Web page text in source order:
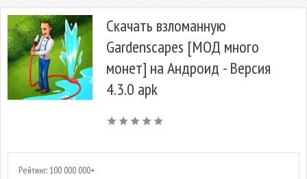
Скачать взломанную
Gardenscapes [МОД много
монет] на Андроид - Версия
4.3.0 apk
Рейтинг: 100 000 000+